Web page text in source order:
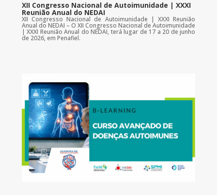
XII Congresso Nacional de Autoimunidade | XXXI
Reunião Anual do NEDAI
XII Congresso Nacional de Autoimunidade | XXXI Reunião
Anual do NEDAI – O XII Congresso Nacional de Autoimunidade
| XXXI Reunião Anual do NEDAI, terá lugar de 17 a 20 de junho
de 2026, em Penafiel.